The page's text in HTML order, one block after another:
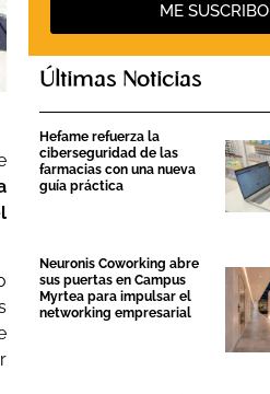
ME SUSCRIBO
Últimas Noticias
Hefame refuerza la
ciberseguridad de las
farmacias con una nueva
guía práctica
Neuronis Coworking abre
sus puertas en Campus
Myrtea para impulsar el
networking empresarial